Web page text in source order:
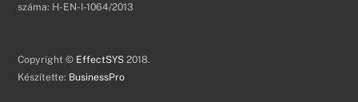
száma: H-EN-I-1064/2013
Copyright © EffectSYS 2018.
Készítette: BusinessPro